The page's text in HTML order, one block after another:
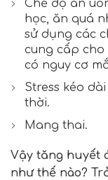
Chế độ ăn
học, ăn quá
sử dụng các
cung cấp cho
có nguy cơ
Stress kéo
thời.
Mang thai.
Vậy tăng huyết
như thế nào?